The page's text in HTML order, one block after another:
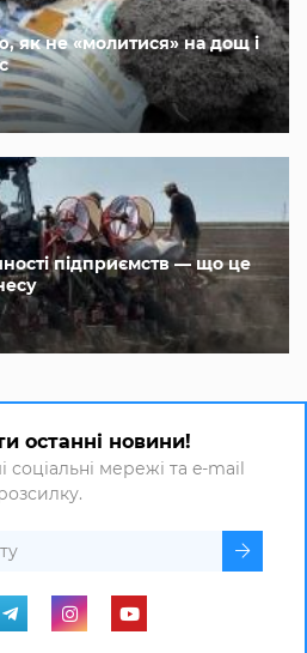
як не «молитися» на дощ і
підприємств — що це
останні новини!
соціальні мережі та e-mail